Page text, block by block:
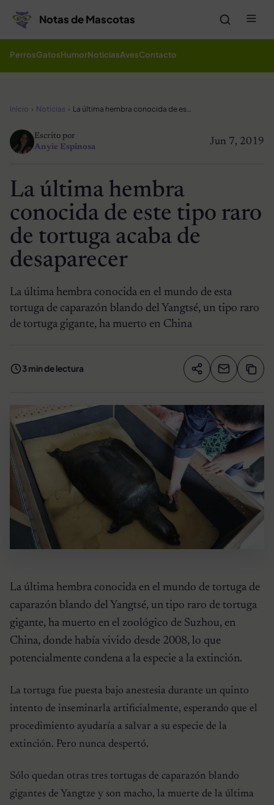
Notas de Mascotas
PerrosGatosHumorNoticiasAvesContacto
Inicio Noticias La última hembra conocida de este tipo raro de tortuga acaba de desaparecer
Jun 7, 2019
Escrito por
Anyie Espinosa
La última hembra
conocida de este tipo raro
de tortuga acaba de
desaparecer
La última hembra conocida en el mundo de esta
tortuga de caparazón blando del Yangtsé, un tipo raro
de tortuga gigante, ha muerto en China
3 min de lectura Compartir
La última hembra conocida en el mundo de tortuga de
caparazón blando del Yangtsé, un tipo raro de tortuga
gigante, ha muerto en el zoológico de Suzhou, en
China, donde había vivido desde 2008, lo que
potencialmente condena a la especie a la extinción.
La tortuga fue puesta bajo anestesia durante un quinto
intento de inseminarla artificialmente, esperando que el
procedimiento ayudaría a salvar a su especie de la
extinción. Pero nunca despertó.
Sólo quedan otras tres tortugas de caparazón blando
gigantes de Yangtze y son macho, la muerte de la última